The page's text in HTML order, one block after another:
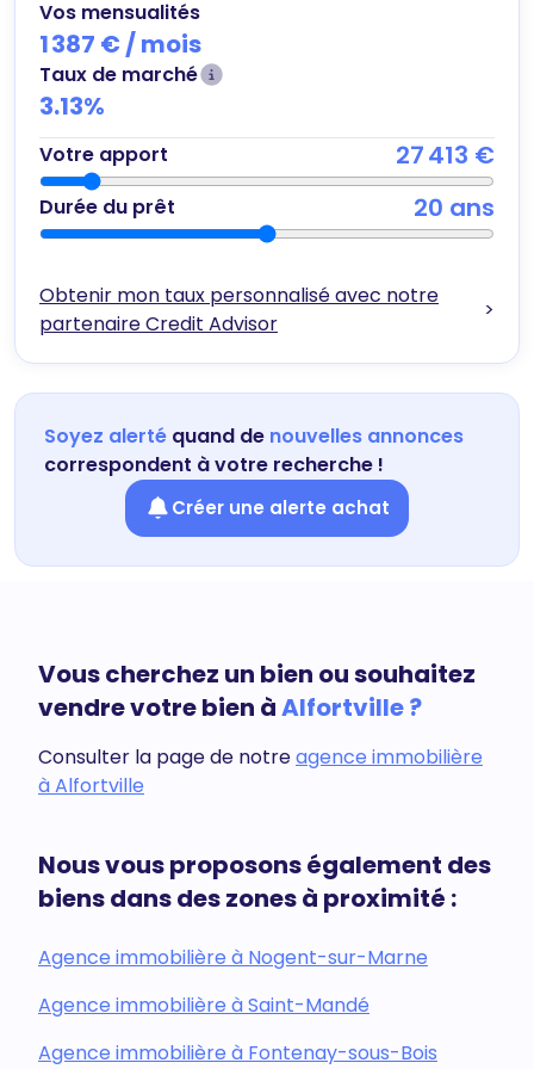
Vos mensualités
1 387 € / mois
Taux de marché
3.13%
Votre apport 27 413 €
Durée du prêt 20 ans
Obtenir mon taux personnalisé avec notre
partenaire Credit Advisor
>
Soyez alerté quand de nouvelles annonces
correspondent à votre recherche !
Créer une alerte achat
Vous cherchez un bien ou souhaitez
vendre votre bien àAlfortville ?
Consulter la page de notreagence immobilière
à Alfortville
Nous vous proposons également des
biens dans des zones à proximité :
Agence immobilière à Nogent-sur-Marne
Agence immobilière à Saint-Mandé
Agence immobilière à Fontenay-sous-Bois